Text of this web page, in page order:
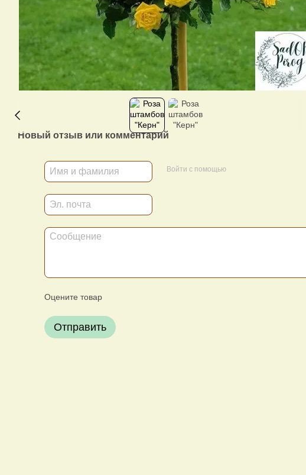
Новый отзыв или комментарий
Войти с помощью
Оцените товар
Отправить